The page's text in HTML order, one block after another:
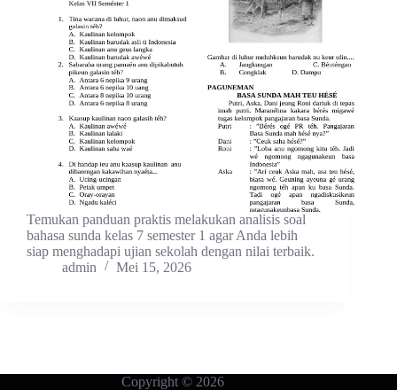
Temukan panduan praktis melakukan analisis soal
bahasa sunda kelas 7 semester 1 agar Anda lebih
siap menghadapi ujian sekolah dengan nilai terbaik.
admin
Mei 15, 2026
Copyright © 2026